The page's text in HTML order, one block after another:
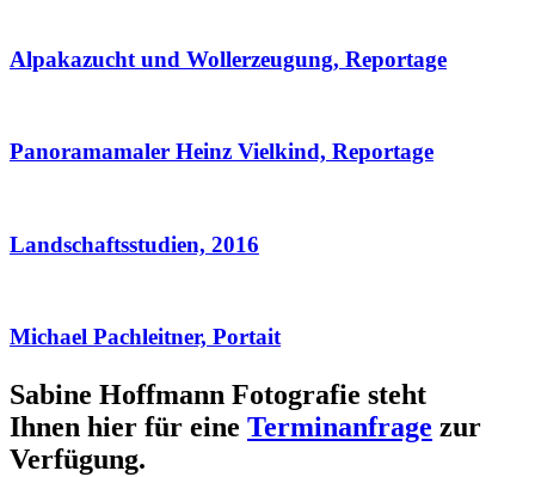
Alpakazucht und Wollerzeugung, Reportage
Panoramamaler Heinz Vielkind, Reportage
Landschaftsstudien, 2016
Michael Pachleitner, Portait
Sabine Hoffmann Fotografie steht
Ihnen hier für eine Terminanfrage zur
Verfügung.